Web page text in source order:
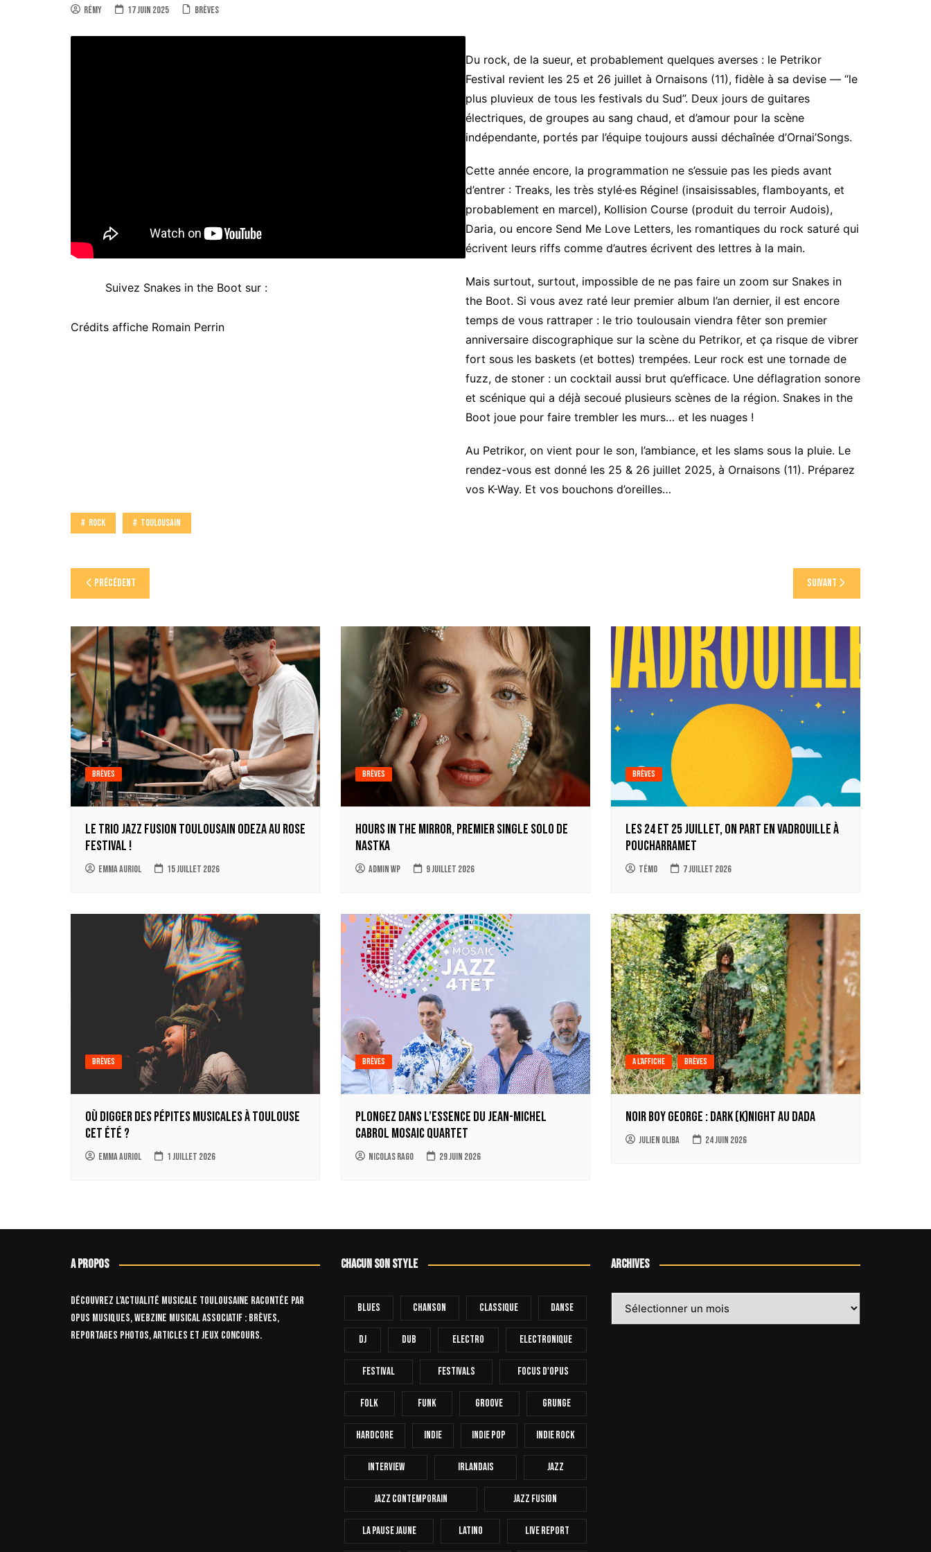
Rémy 17 juin 2025 Brèves
Suivez Snakes in the Boot sur :
Crédits affiche Romain Perrin
Du rock, de la sueur, et probablement quelques averses : le Petrikor
Festival revient les 25 et 26 juillet à Ornaisons (11), fidèle à sa devise — “le
plus pluvieux de tous les festivals du Sud”. Deux jours de guitares
électriques, de groupes au sang chaud, et d’amour pour la scène
indépendante, portés par l’équipe toujours aussi déchaînée d’Ornai’Songs.
Cette année encore, la programmation ne s’essuie pas les pieds avant
d’entrer : Treaks, les très stylé·es Régine! (insaisissables, flamboyants, et
probablement en marcel), Kollision Course (produit du terroir Audois),
Daria, ou encore Send Me Love Letters, les romantiques du rock saturé qui
écrivent leurs riffs comme d’autres écrivent des lettres à la main.
Mais surtout, surtout, impossible de ne pas faire un zoom sur Snakes in
the Boot. Si vous avez raté leur premier album l’an dernier, il est encore
temps de vous rattraper : le trio toulousain viendra fêter son premier
anniversaire discographique sur la scène du Petrikor, et ça risque de vibrer
fort sous les baskets (et bottes) trempées. Leur rock est une tornade de
fuzz, de stoner : un cocktail aussi brut qu’efficace. Une déflagration sonore
et scénique qui a déjà secoué plusieurs scènes de la région. Snakes in the
Boot joue pour faire trembler les murs… et les nuages !
Au Petrikor, on vient pour le son, l’ambiance, et les slams sous la pluie. Le
rendez-vous est donné les 25 & 26 juillet 2025, à Ornaisons (11). Préparez
vos K-Way. Et vos bouchons d’oreilles…
Rock Toulousain
Navigation
de
l’article
Précédent Suivant
Brèves
Le trio jazz fusion toulousain ODEZA au Rose
Festival !
Emma Auriol 15 juillet 2026
Brèves
Hours in the mirror, premier single solo de
Nastka
Admin WP 9 juillet 2026
Brèves
Les 24 et 25 juillet, on part en Vadrouille à
Poucharramet
Témo 7 juillet 2026
Brèves
Où digger des pépites musicales à Toulouse
cet été ?
Emma Auriol 1 juillet 2026
Brèves
Plongez dans l’essence du Jean-Michel
Cabrol Mosaic Quartet
Nicolas Rago 29 juin 2026
A l'affiche Brèves
Noir Boy George : Dark (k)Night au Dada
Julien Oliba 24 juin 2026
A propos
Découvrez l’actualité musicale toulousaine racontée par
OPUS Musiques, webzine musical associatif : brèves,
reportages photos, articles et jeux concours.
Chacun son style
Blues Chanson Classique Danse
Dj Dub Electro Electronique
FESTIVAL Festivals Focus D'Opus
Folk Funk Groove Grunge
Hardcore INDIE Indie Pop Indie Rock
Interview Irlandais Jazz
Jazz Contemporain Jazz Fusion
La Pause Jaune Latino Live Report
Archives